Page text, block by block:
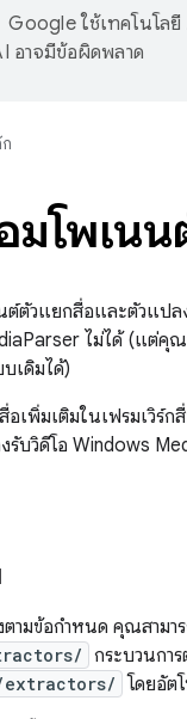
Google ใช้เทคโนโล
อาจมีข้อผิดพลาด
โพเนน
ต์ตัวแยกสื่อและตัวแป
ไม่ได้ (แต่คุ
เดิมได้)
อเพิ่มเติมในเฟรมเวิร์
งรับวิดีโอ Windows
ามข้อกำหนด คุณสามา
กระบวนกา
โดยอัต